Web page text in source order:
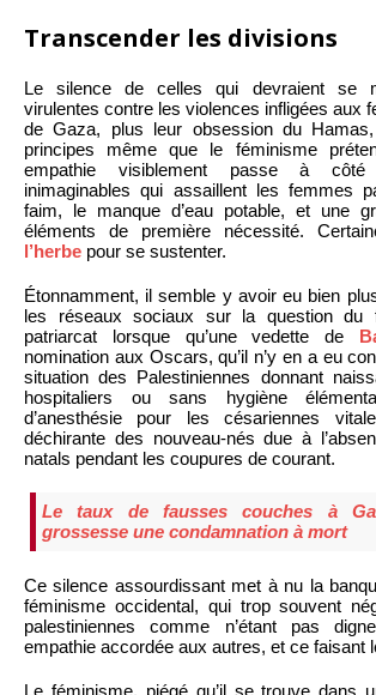
Transcender les divisions
Le silence de celles qui devraient se
virulentes contre les violences infligées aux
de Gaza, plus leur obsession du
principes même que le féminisme
empathie visiblement passe à
inimaginables qui assaillent les femmes
faim, le manque d’eau potable, et une
éléments de première nécessité.
l’herbe pour se sustenter.
Étonnamment, il semble y avoir eu bien
les réseaux sociaux sur la question du
patriarcat lorsque qu’une vedette de
nomination aux Oscars, qu’il n’y en a eu
situation des Palestiniennes donnant
hospitaliers ou sans hygiène
d’anesthésie pour les césariennes
déchirante des nouveau-nés due à
natals pendant les coupures de courant.
Le taux de fausses couches à
grossesse une condamnation à mort
Ce silence assourdissant met à nu la
féminisme occidental, qui trop souvent
palestiniennes comme n’étant pas
empathie accordée aux autres, et ce faisant
Le féminisme, piégé qu’il se trouve dans